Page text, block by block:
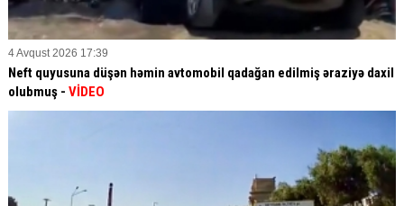
4 Avqust 2026 17:39
Neft quyusuna düşən həmin avtomobil qadağan edilmiş əraziyə daxil
olubmuş - VİDEO